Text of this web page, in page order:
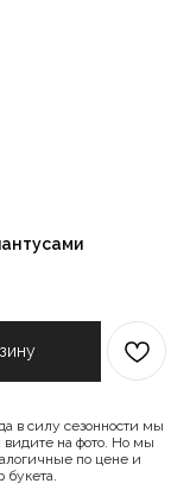
в силу сезонности мы
видите на фото. Но мы
по цене и
букета.